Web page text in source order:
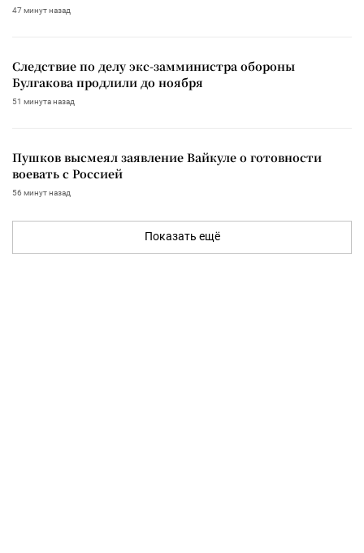
47 минут назад
Следствие по делу экс-замминистра обороны
Булгакова продлили до ноября
51 минута назад
Пушков высмеял заявление Вайкуле о готовности
воевать с Россией
56 минут назад
Показать ещё